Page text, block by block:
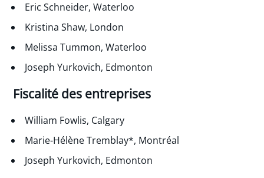
Eric Schneider, Waterloo
Kristina Shaw, London
Melissa Tummon, Waterloo
Joseph Yurkovich, Edmonton
Fiscalité des entreprises
William Fowlis, Calgary
Marie-Hélène Tremblay*, Montréal
Joseph Yurkovich, Edmonton